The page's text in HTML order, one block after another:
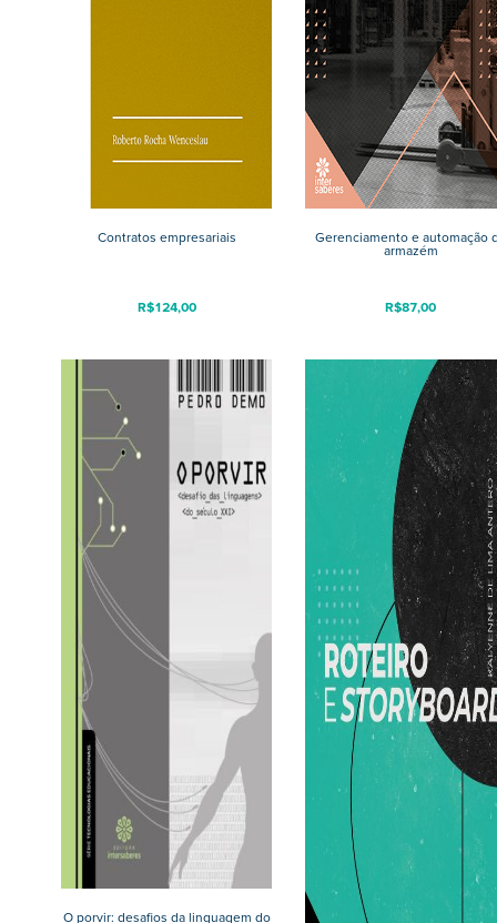
Gerenciamento e automação
armazém
R$87,00
Contratos empresariais
R$124,00
O porvir: desafios da linguagem do